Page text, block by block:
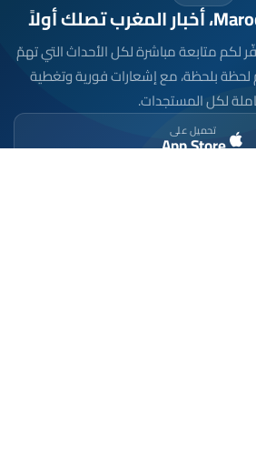
أخبار المغرب 24 يوفّر لكم متابعة مباشرة لكل الأحداث التي تهمّ
لحظة بلحظة، مع إشعارات فورية وتغطية
لكل المستجدات.
تحميل على
App Store